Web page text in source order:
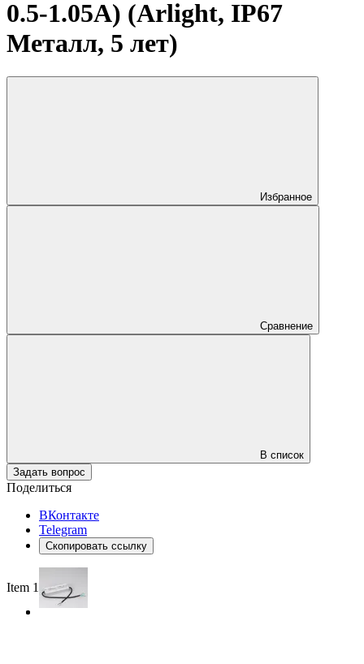
0.5-1.05A) (Arlight, IP67
Металл, 5 лет)
Избранное
Сравнение
В список
Задать вопрос
Поделиться
ВКонтакте
Telegram
Скопировать ссылку
Item 1 of 2